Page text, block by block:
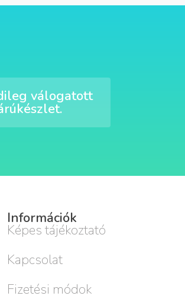
válogatott
Információk
Képes tájékoztató
Kapcsolat
Fizetési módok